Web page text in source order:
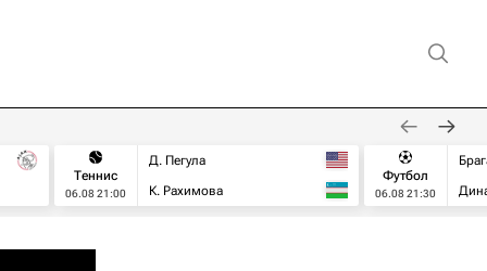
Теннис
06.08 21:00
Д. Пегула
К. Рахимова
Футбол
06.08 21:30